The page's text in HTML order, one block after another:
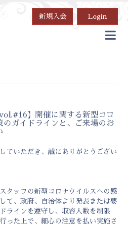
新規入会 Login
】開催に関する新型コロ
のガイドラインと、ご来場のお
ていただき、誠にありがとうござい
タッフの新型コロナウイルスへの感
て、政府、自治体より発表または要
ラインを遵守し、収容人数を制限
った上で、細心の注意を払い実施さ